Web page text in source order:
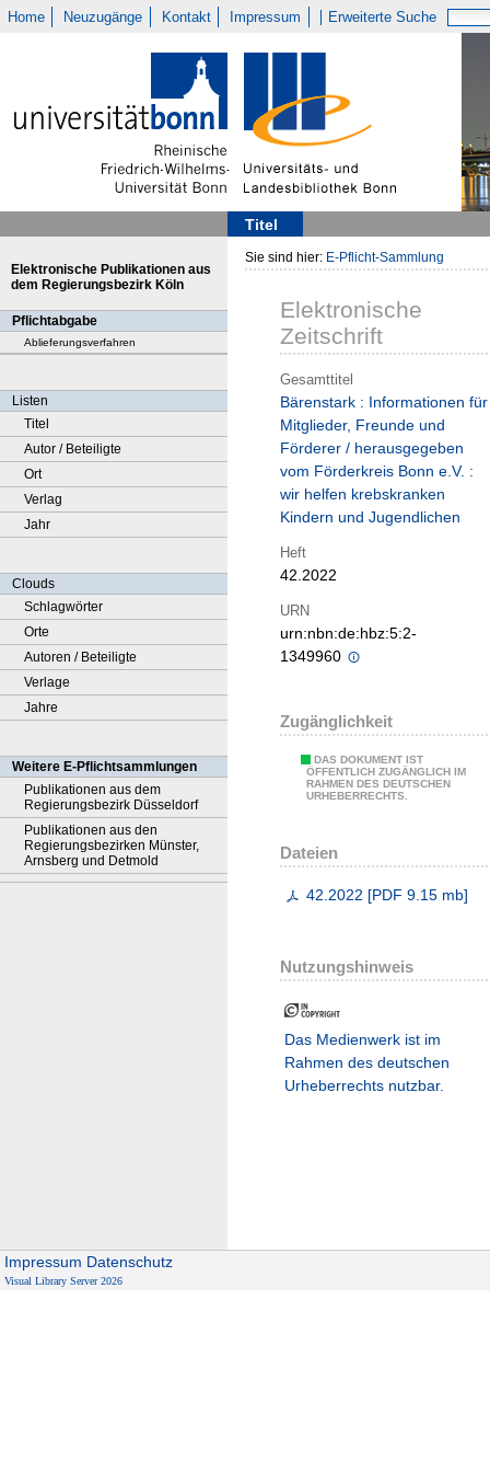
Home Neuzugänge Kontakt Impressum Erweiterte Suche
Titel
Elektronische Publikationen aus
dem Regierungsbezirk Köln
Pflichtabgabe
Ablieferungsverfahren
Listen
Titel
Autor / Beteiligte
Ort
Verlag
Jahr
Clouds
Schlagwörter
Orte
Autoren / Beteiligte
Verlage
Jahre
Weitere E-Pflichtsammlungen
Publikationen aus dem
Regierungsbezirk Düsseldorf
Publikationen aus den
Regierungsbezirken Münster,
Arnsberg und Detmold
Sie sind hier: E-Pflicht-Sammlung
Elektronische
Zeitschrift
Gesamttitel
Bärenstark : Informationen für
Mitglieder, Freunde und
Förderer / herausgegeben
vom Förderkreis Bonn e.V. :
wir helfen krebskranken
Kindern und Jugendlichen
Heft
42.2022
URN
urn:nbn:de:hbz:5:2-
1349960
Zugänglichkeit
DAS DOKUMENT IST
ÖFFENTLICH ZUGÄNGLICH IM
RAHMEN DES DEUTSCHEN
URHEBERRECHTS.
Dateien
42.2022 [PDF 9.15 mb]
Nutzungshinweis
Das Medienwerk ist im
Rahmen des deutschen
Urheberrechts nutzbar.
Impressum Datenschutz
Visual Library Server 2026